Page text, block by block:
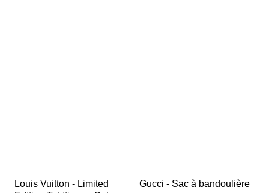
Louis Vuitton - Limited
Gucci - Sac à bandoulière